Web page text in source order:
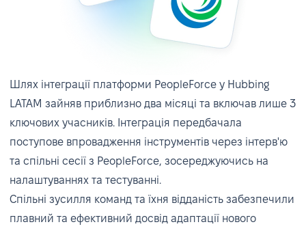
Створення системи комунікації та
електронних листів. Оновлення команди,
зворотній зв’язок після співбесід та нагадування
тепер автоматизовані на платформі, що
допомагає всім залишатися поінформованими
та скоординованими. Команда Hubbing LATAM
використала автоматизовану систему
повідомлень PeopleForce, що забезпечило
залученість усіх учасників HR-процесів і
Шлях інтеграції платформи PeopleForce у Hubbing
LATAM зайняв приблизно два місяці та включав лише 3
ключових учасників. Інтеграція передбачала
поступове впровадження інструментів через інтерв'ю
та спільні сесії з PeopleForce, зосереджуючись на
налаштуваннях та тестуванні.
Спільні зусилля команд та їхня відданість забезпечили
плавний та ефективний досвід адаптації нового